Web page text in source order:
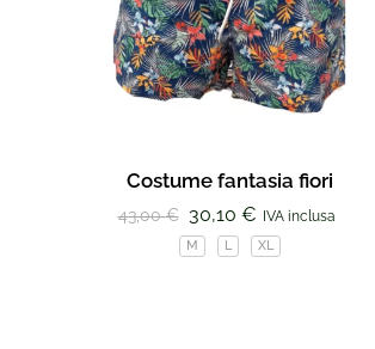
Costume fantasia fiori
43,00€ 30,10 € IVA inclusa
M L XL